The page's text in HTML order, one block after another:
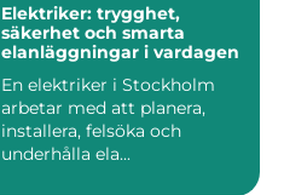
Elektriker: trygghet,
säkerhet och smarta
elanläggningar i vardagen
En elektriker i Stockholm
arbetar med att planera,
installera, felsöka och
underhålla ela...